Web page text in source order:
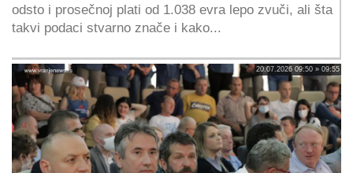
odsto i prosečnoj plati od 1.038 evra lepo zvuči, ali šta
takvi podaci stvarno znače i kako...
20.07.2026 09:50 » 09:55